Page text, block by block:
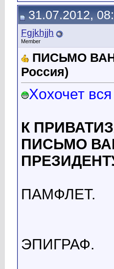
31.07.2012,
Fgjkhjjh
Member
ПИСЬМО
Россия)
Хохочет
К
ПИСЬМО
ПАМФЛЕТ.
ЭПИГРАФ.